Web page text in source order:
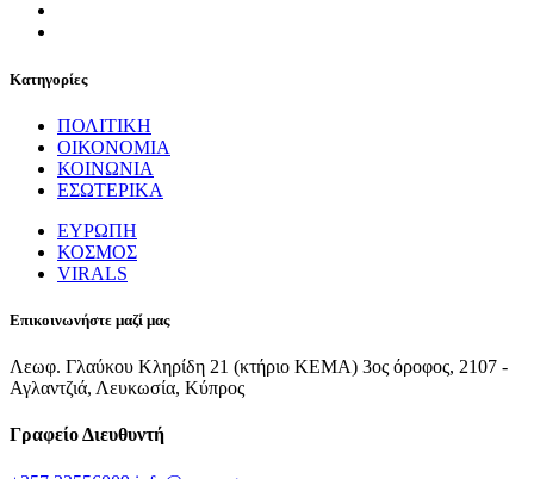
Κατηγορίες
ΠΟΛΙΤΙΚΗ
ΟΙΚΟΝΟΜΙΑ
ΚΟΙΝΩΝΙΑ
ΕΣΩΤΕΡΙΚΑ
ΕΥΡΩΠΗ
ΚΟΣΜΟΣ
VIRALS
Επικοινωνήστε μαζί μας
Λεωφ. Γλαύκου Κληρίδη 21 (κτήριο ΚΕΜΑ) 3ος όροφος, 2107 -
Αγλαντζιά, Λευκωσία, Κύπρος
Γραφείο Διευθυντή